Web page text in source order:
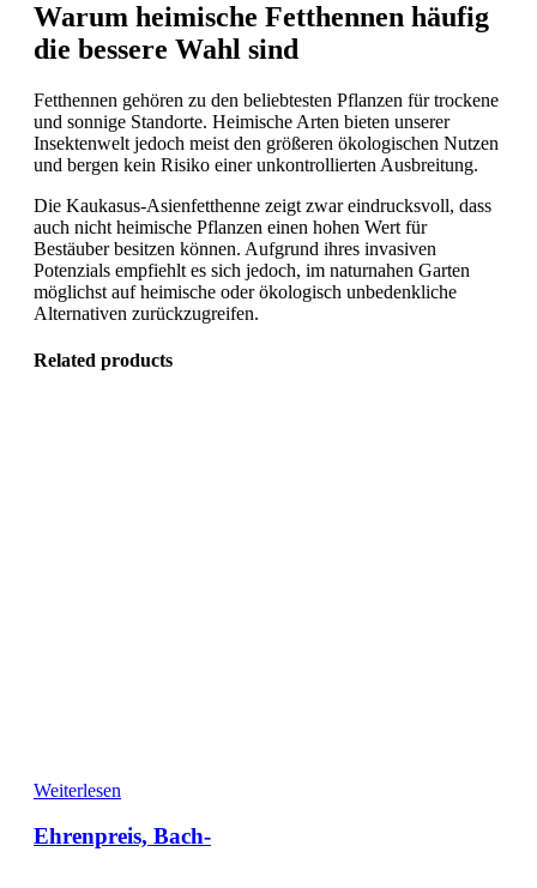
Warum heimische Fetthennen häufig
die bessere Wahl sind
Fetthennen gehören zu den beliebtesten Pflanzen für trockene
und sonnige Standorte. Heimische Arten bieten unserer
Insektenwelt jedoch meist den größeren ökologischen Nutzen
und bergen kein Risiko einer unkontrollierten Ausbreitung.
Die Kaukasus-Asienfetthenne zeigt zwar eindrucksvoll, dass
auch nicht heimische Pflanzen einen hohen Wert für
Bestäuber besitzen können. Aufgrund ihres invasiven
Potenzials empfiehlt es sich jedoch, im naturnahen Garten
möglichst auf heimische oder ökologisch unbedenkliche
Alternativen zurückzugreifen.
Related products
Weiterlesen
Ehrenpreis, Bach-